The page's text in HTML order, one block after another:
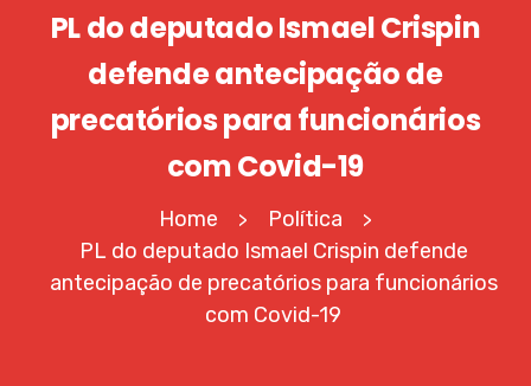
PL do deputado Ismael Crispin
defende antecipação de
precatórios para funcionários
com Covid-19
Home > Política >
PL do deputado Ismael Crispin defende
antecipação de precatórios para funcionários
com Covid-19